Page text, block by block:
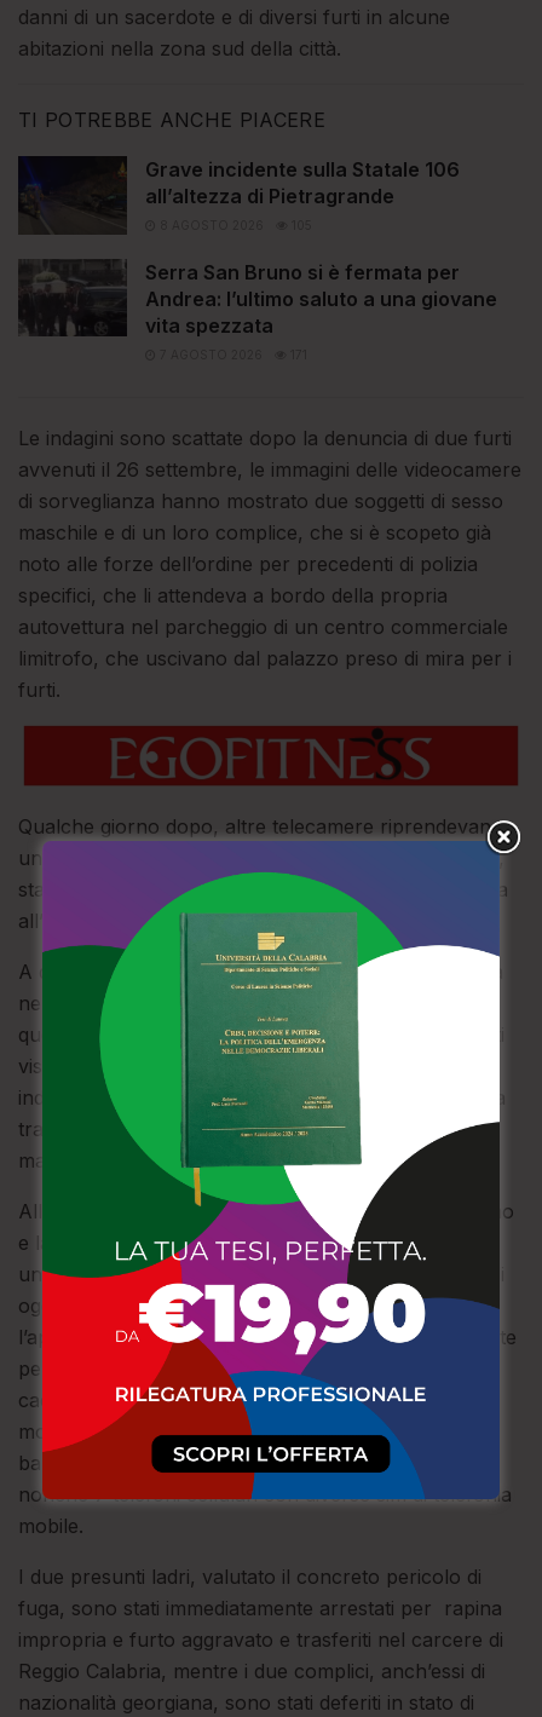
danni di un sacerdote e di diversi furti in alcune
abitazioni nella zona sud della città.
TI POTREBBE ANCHE PIACERE
Grave incidente sulla Statale 106
all’altezza di Pietragrande
Serra San Bruno si è fermata per
Andrea: l’ultimo saluto a una giovane
vita spezzata
Le indagini sono scattate dopo la denuncia di due furti
avvenuti il 26 settembre, le immagini delle videocamere
di sorveglianza hanno mostrato due soggetti di sesso
maschile e di un loro complice, che si è scopeto già
noto alle forze dell’ordine per precedenti di polizia
specifici, che li attendeva a bordo della propria
autovettura nel parcheggio di un centro commerciale
limitrofo, che uscivano dal palazzo preso di mira per i
furti.
Qualche giorno dopo, altre telecamere riprendevano
uno dei due presunti ladri, con indosso gli stessi abiti,
stavolta in compagnia di una donna, che lo attendeva
all’esterno dell’abitazione fungendo da “palo”.
A questo punto iniziano diversi appostamenti in zona
nella speranza di identificare tutti i responsabili di
questi furti, appostamenti che hanno dato i loro frutti
visto che gli agenti delle Volanti sono riusciti ad
individuare l’abitazione dove vivevano e che era stata
trasformata nella loro sede operativa, e di arrestarli,
malgrado i vari tentativi di sviare gli agenti.
All’interno della casa sono stati scoperti anche l’uomo
e la donna complici delle rapine, nonché a seguito di
un’accurata perquisizione una consistente quantità di
oggetti atti allo scasso, come chiavi “bumping” per
l’apertura di porte blindate, grimaldelli, carte sagomate
per il rilevamento delle impronte digitali, pinze,
cacciaviti ed un flex, nonché un’ingente quantità di
monili in oro e argento, gioielli e orologi di valore,
banconote di vario taglio per un totale di 1800 euro,
nonché 7 telefoni cellulari con diverse sim di telefonia
mobile.
I due presunti ladri, valutato il concreto pericolo di
fuga, sono stati immediatamente arrestati per rapina
impropria e furto aggravato e trasferiti nel carcere di
Reggio Calabria, mentre i due complici, anch’essi di
nazionalità georgiana, sono stati deferiti in stato di